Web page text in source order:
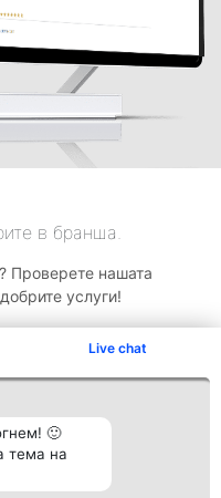
Live chat
🙂
тема на
в бранша.
Проверете нашата
услуги!